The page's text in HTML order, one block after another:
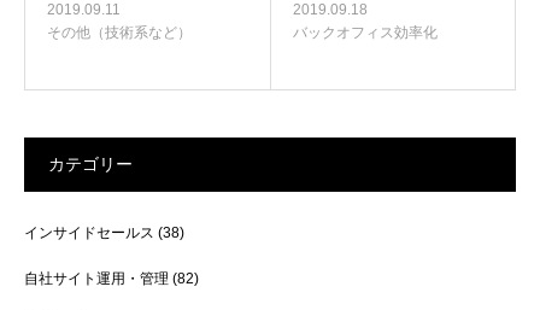
2019.09.11
その他（技術系など）
2019.09.18
バックオフィス効率化
カテゴリー
インサイドセールス (38)
自社サイト運用・管理 (82)